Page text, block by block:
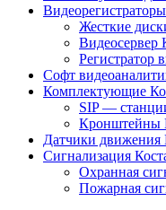
Жесткие
Видеосервер
Регистратор
Софт
Комплектующие
SIP —
Кронштейны
Датчики движения
Сигнализация
Охранная
Пожарная